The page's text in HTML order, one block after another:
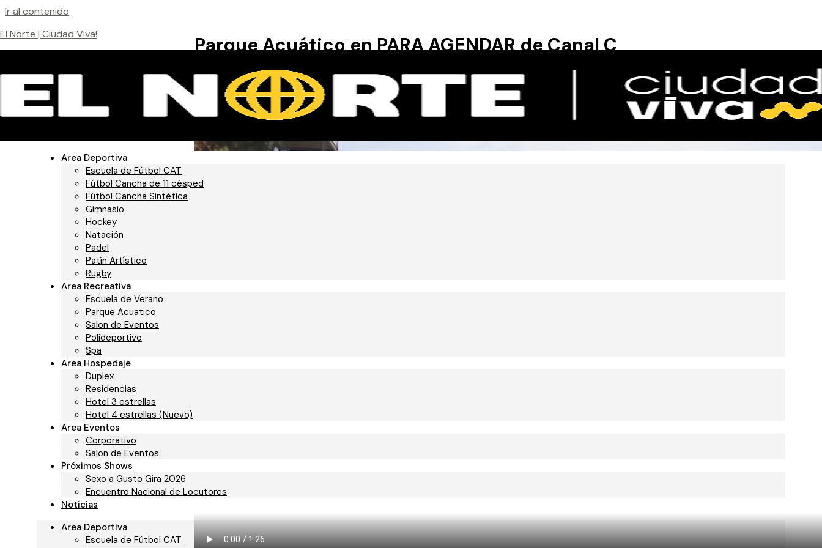
Ir al contenido
El Norte | Ciudad Viva!
Area Deportiva
Escuela de Fútbol CAT
Fútbol Cancha de 11 césped
Fútbol Cancha Sintética
Gimnasio
Hockey
Natación
Padel
Patín Artístico
Rugby
Area Recreativa
Escuela de Verano
Parque Acuatico
Salon de Eventos
Polideportivo
Spa
Area Hospedaje
Duplex
Residencias
Hotel 3 estrellas
Hotel 4 estrellas (Nuevo)
Area Eventos
Corporativo
Salon de Eventos
Próximos Shows
Sexo a Gusto Gira 2026
Encuentro Nacional de Locutores
Noticias
Area Deportiva
Escuela de Fútbol CAT
Noticias
agosto, 2026
Scouting Camp: XPR
Football & All American
17 julio, 2026
River Plate (Primera
Femenina)16 julio, 2026
Torneo Internacional de
fútbol infantil10 julio,
Nuevo SPA El Norte8
julio, 2026
Comentarios
recientes
El Norte CDenPrimer
Encuentro Nacional de
Parque Acuático en PARA AGENDAR de Canal C
Deja un comentario/Parque Acuático
El programa «Para agendar»
deCanal CCórdoba estuvo en nuestro Parque Acuático y Aéreo
¡Gracias Aylén, Camila
y a todo el equipo de producción por visitarnos!
Mirá el programa todos los viernes a las 19.30 hs.